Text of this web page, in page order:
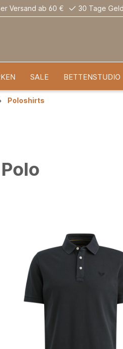
Versand ab 60 € 30 Tage
SALE BETTENSTUDIO
Poloshirts